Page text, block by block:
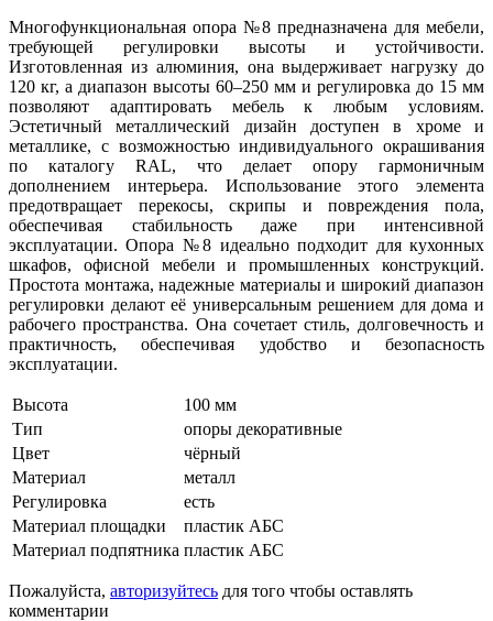
Многофункциональная опора №8 предназначена для мебели,
требующей регулировки высоты и устойчивости.
Изготовленная из алюминия, она выдерживает нагрузку до
120 кг, а диапазон высоты 60–250 мм и регулировка до 15 мм
позволяют адаптировать мебель к любым условиям.
Эстетичный металлический дизайн доступен в хроме и
металлике, с возможностью индивидуального окрашивания
по каталогу RAL, что делает опору гармоничным
дополнением интерьера. Использование этого элемента
предотвращает перекосы, скрипы и повреждения пола,
обеспечивая стабильность даже при интенсивной
эксплуатации. Опора №8 идеально подходит для кухонных
шкафов, офисной мебели и промышленных конструкций.
Простота монтажа, надежные материалы и широкий диапазон
регулировки делают её универсальным решением для дома и
рабочего пространства. Она сочетает стиль, долговечность и
практичность, обеспечивая удобство и безопасность
эксплуатации.
Высота
100 мм
Тип
опоры декоративные
Цвет
чёрный
Материал
металл
Регулировка
есть
Материал площадки
пластик АБС
Материал подпятника пластик АБС
Пожалуйста, авторизуйтесь для того чтобы оставлять
комментарии